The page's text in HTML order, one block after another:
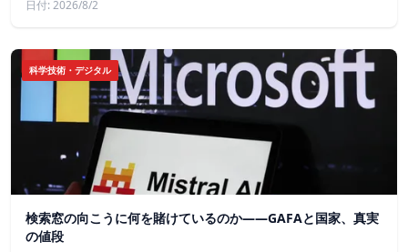
日付: 2026/8/2
科学技術・デジタル
検索窓の向こうに何を賭けているのか——GAFAと国家、真実
の値段